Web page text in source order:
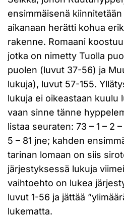
ensimmäisenä
aikanaan herätti kohua
rakenne. Romaani
jotka on nimetty Tuolla
puolen (luvut 37-56) ja
lukuja), luvut 57-155.
lukuja ei oikeastaan kuulu
vaan sinne tänne
listaa seuraten: 73 – 1 – 2 –
5 – 81 jne; kahden
tarinan lomaan on siis
järjestyksessä lukuja
vaihtoehto on lukea
luvut 1-56 ja jättää
lukematta.